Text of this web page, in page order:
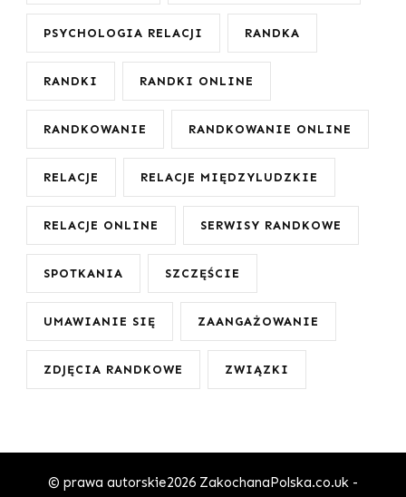
PSYCHOLOGIA RELACJI RANDKA
RANDKI RANDKI ONLINE
RANDKOWANIE RANDKOWANIE ONLINE
RELACJE RELACJE MIĘDZYLUDZKIE
RELACJE ONLINE SERWISY RANDKOWE
SPOTKANIA SZCZĘŚCIE
UMAWIANIE SIĘ ZAANGAŻOWANIE
ZDJĘCIA RANDKOWE ZWIĄZKI
© prawa autorskie2026 ZakochanaPolska.co.uk -